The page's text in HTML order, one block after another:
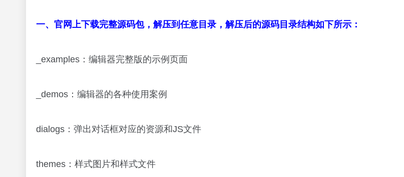
一、官网上下载完整源码包，解压到任意目录，解压后的源码目录结构如下所示：
_examples：编辑器完整版的示例页面
_demos：编辑器的各种使用案例
dialogs：弹出对话框对应的资源和JS文件
themes：样式图片和样式文件